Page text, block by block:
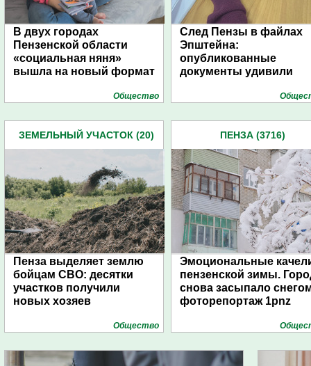
В двух городах
Пензенской области
«социальная няня»
вышла на новый формат
Общество
След Пензы в файлах
Эпштейна:
опубликованные
документы удивили
ЗЕМЕЛЬНЫЙ УЧАСТОК (20)
Пенза выделяет землю
бойцам СВО: десятки
участков получили
новых хозяев
Общество
ПЕНЗА (3716)
Эмоциональные
пензенской зимы.
снова засыпало
фоторепортаж 1pnz